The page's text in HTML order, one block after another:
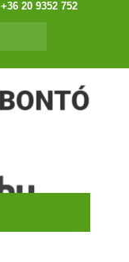
+36 20 9352 752